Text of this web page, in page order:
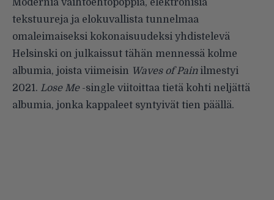
Modernia vaihtoehtopoppia, elektronisia
tekstuureja ja elokuvallista tunnelmaa
omaleimaiseksi kokonaisuudeksi yhdistelevä
Helsinski on julkaissut tähän mennessä kolme
albumia, joista viimeisin Waves of Painilmestyi
2021. Lose Me-single viitoittaa tietä kohti neljättä
albumia, jonka kappaleet syntyivät tien päällä.